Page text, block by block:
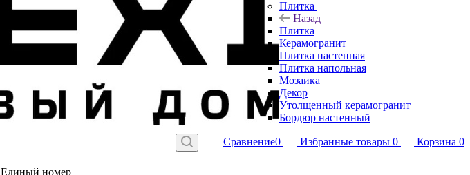
Сравнение0 Избранные товары 0 Корзина 0
Единый номер
Плитка
Назад
Плитка
Керамогранит
Плитка настенная
Плитка напольная
Мозаика
Декор
Утолщенный керамогранит
Бордюр настенный